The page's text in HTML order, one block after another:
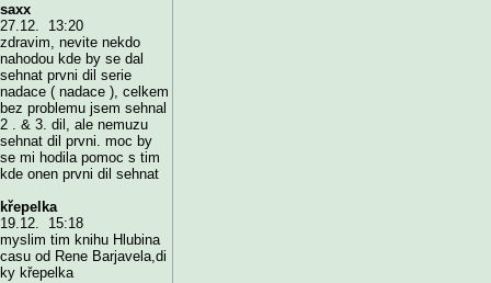
saxx
27.12. 13:20
zdravim, nevite nekdo
nahodou kde by se dal
sehnat prvni dil serie
nadace ( nadace ), celkem
bez problemu jsem sehnal
2 . & 3. dil, ale nemuzu
sehnat dil prvni. moc by
se mi hodila pomoc s tim
kde onen prvni dil sehnat
křepelka
19.12. 15:18
myslim tim knihu Hlubina
casu od Rene Barjavela,di
ky křepelka